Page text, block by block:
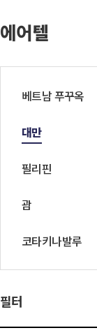
에어텔
베트남 푸꾸옥
대만
필리핀
괌
코타키나발루
필터